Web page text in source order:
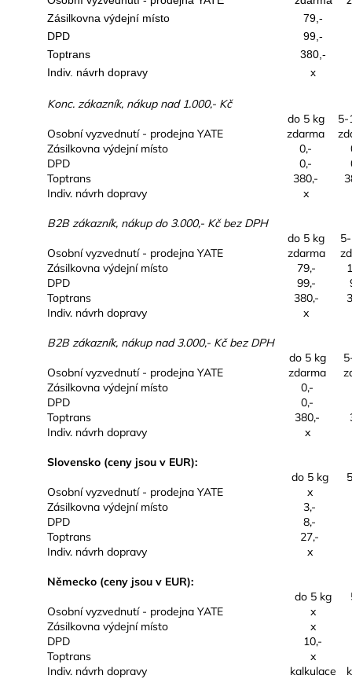
Zásilkovna výdejní místo
79,-
DPD
99,-
Toptrans
380,-
Indiv. návrh dopravy
x
Konc. zákazník, nákup nad 1.000,- Kč
do 5 kg
5-
Osobní vyzvednutí - prodejna YATE
zdarma
Zásilkovna výdejní místo
0,-
DPD
0,-
Toptrans
380,-
Indiv. návrh dopravy
x
B2B zákazník, nákup do 3.000,- Kč bez DPH
do 5 kg
Osobní vyzvednutí - prodejna YATE
zdarma
Zásilkovna výdejní místo
79,-
DPD
99,-
Toptrans
380,-
Indiv. návrh dopravy
x
B2B zákazník, nákup nad 3.000,- Kč bez DPH
do 5 kg
Osobní vyzvednutí - prodejna YATE
zdarma
Zásilkovna výdejní místo
0,-
DPD
0,-
Toptrans
380,-
Indiv. návrh dopravy
x
Slovensko (ceny jsou v EUR):
do 5 kg
Osobní vyzvednutí - prodejna YATE
x
Zásilkovna výdejní místo
3,-
DPD
8,-
Toptrans
27,-
Indiv. návrh dopravy
x
Německo (ceny jsou v EUR):
do 5 kg
Osobní vyzvednutí - prodejna YATE
x
Zásilkovna výdejní místo
x
DPD
10,-
Toptrans
x
Indiv. návrh dopravy
kalkulace